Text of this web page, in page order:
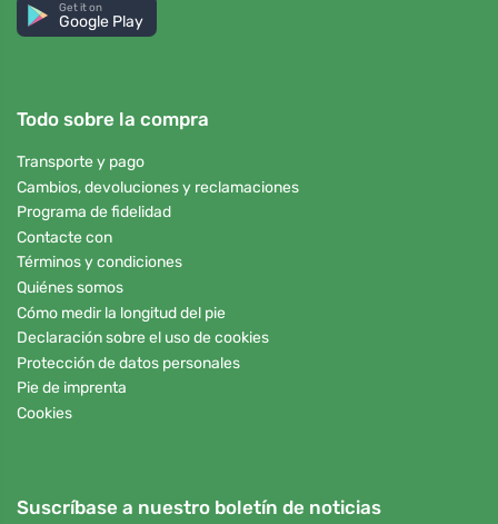
Get it on
Google Play
Todo sobre la compra
Transporte y pago
Cambios, devoluciones y reclamaciones
Programa de fidelidad
Contacte con
Términos y condiciones
Quiénes somos
Cómo medir la longitud del pie
Declaración sobre el uso de cookies
Protección de datos personales
Pie de imprenta
Cookies
Suscríbase a nuestro boletín de noticias